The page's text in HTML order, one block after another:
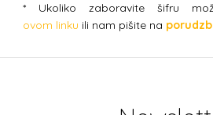
* Ukoliko zaboravite šifru
ovom linku ili nam pišite na